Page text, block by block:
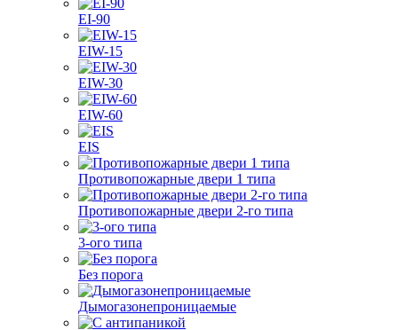
EI-90
EIW-15
EIW-30
EIW-60
EIS
Противопожарные двери 1 типа
Противопожарные двери 2-го типа
3-ого типа
Без порога
Дымогазонепроницаемые